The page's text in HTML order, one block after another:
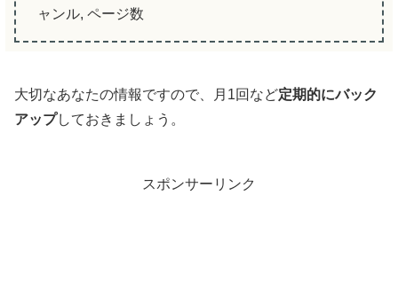
ャンル, ページ数
大切なあなたの情報ですので、月1回など定期的にバック
アップしておきましょう。
スポンサーリンク